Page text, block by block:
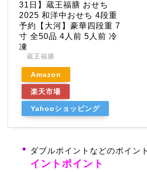
31日】蔵王福膳 おせち
2025 和洋中おせち 4段重
予約【大河】豪華四段重 7
寸 全50品 4人前 5人前 冷
凍
蔵王福膳
Amazon
楽天市場
Yahooショッピング
ダブルポイントなどのポイン
イントポイント